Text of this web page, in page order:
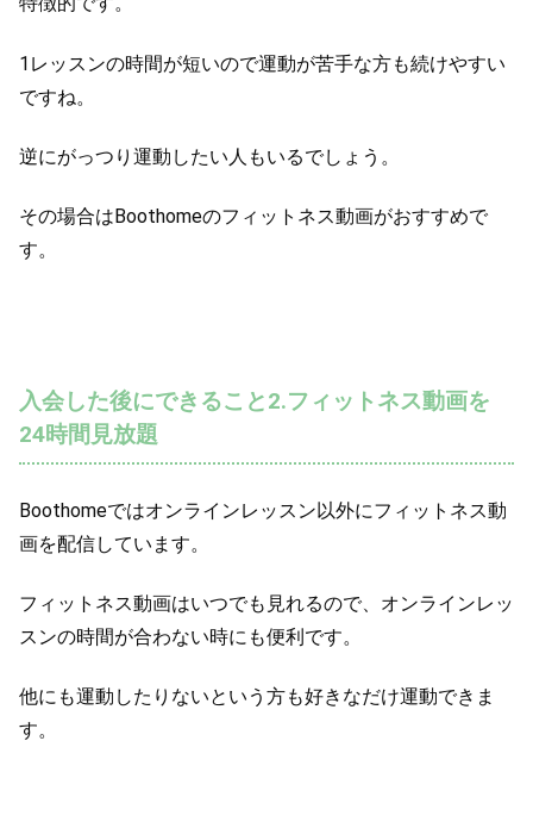
1レッスンの時間が短いので運動が苦手な方も続けやすい
ですね。
逆にがっつり運動したい人もいるでしょう。
その場合はBoothomeのフィットネス動画がおすすめで
す。
入会した後にできること2.フィットネス動画を
24時間見放題
Boothomeではオンラインレッスン以外にフィットネス動
画を配信しています。
フィットネス動画はいつでも見れるので、オンラインレッ
スンの時間が合わない時にも便利です。
他にも運動したりないという方も好きなだけ運動できま
す。